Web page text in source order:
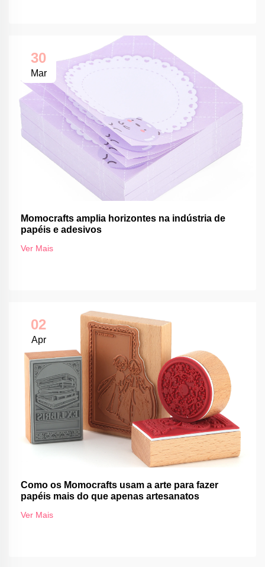
30
Mar
Momocrafts amplia horizontes na indústria de
papéis e adesivos
Ver Mais
02
Apr
Como os Momocrafts usam a arte para fazer
papéis mais do que apenas artesanatos
Ver Mais